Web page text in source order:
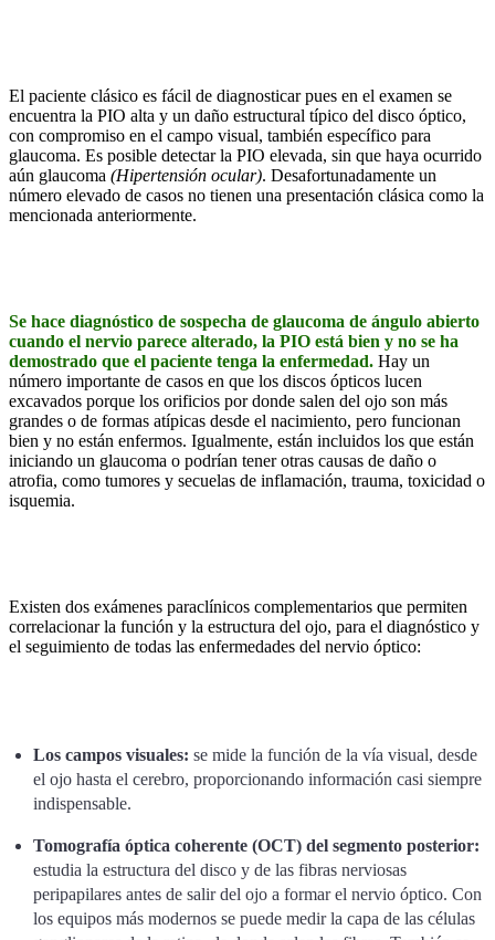
El paciente clásico es fácil de diagnosticar pues en el examen se
encuentra la PIO alta y un daño estructural típico del disco óptico,
con compromiso en el campo visual, también específico para
glaucoma. Es posible detectar la PIO elevada, sin que haya ocurrido
aún glaucoma (Hipertensión ocular). Desafortunadamente un
número elevado de casos no tienen una presentación clásica como la
mencionada anteriormente.
Se hace diagnóstico de sospecha de glaucoma de ángulo abierto
cuando el nervio parece alterado, la PIO está bien y no se ha
demostrado que el paciente tenga la enfermedad. Hay un
número importante de casos en que los discos ópticos lucen
excavados porque los orificios por donde salen del ojo son más
grandes o de formas atípicas desde el nacimiento, pero funcionan
bien y no están enfermos. Igualmente, están incluidos los que están
iniciando un glaucoma o podrían tener otras causas de daño o
atrofia, como tumores y secuelas de inflamación, trauma, toxicidad o
isquemia.
Existen dos exámenes paraclínicos complementarios que permiten
correlacionar la función y la estructura del ojo, para el diagnóstico y
el seguimiento de todas las enfermedades del nervio óptico:
Los campos visuales: se mide la función de la vía visual, desde
el ojo hasta el cerebro, proporcionando información casi siempre
indispensable.
Tomografía óptica coherente (OCT) del segmento posterior:
estudia la estructura del disco y de las fibras nerviosas
peripapilares antes de salir del ojo a formar el nervio óptico. Con
los equipos más modernos se puede medir la capa de las células